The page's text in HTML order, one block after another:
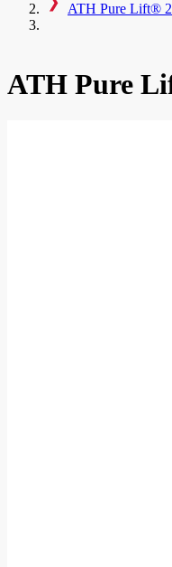
ATH Pure Lift®
ATH Pure